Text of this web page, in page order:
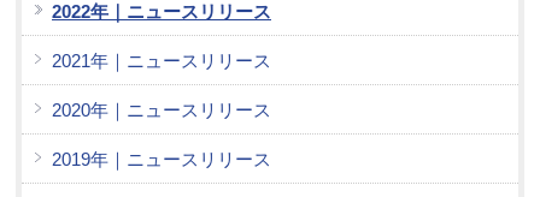
2022年｜ニュースリリース
2021年｜ニュースリリース
2020年｜ニュースリリース
2019年｜ニュースリリース